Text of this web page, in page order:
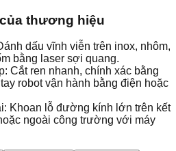
thương hiệu
dấu vĩnh viễn trên inox, nhôm,
bằng laser sợi quang.
Cắt ren nhanh, chính xác bằng
robot vận hành bằng điện hoặc
Khoan lỗ đường kính lớn trên kết
ngoài công trường với máy